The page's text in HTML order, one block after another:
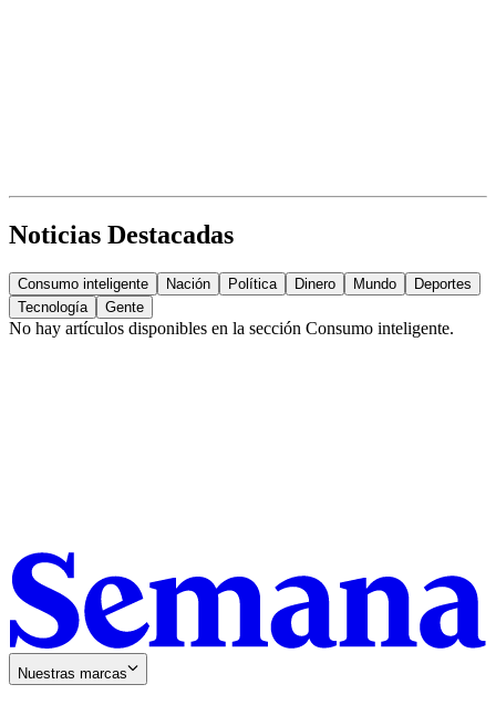
Noticias Destacadas
Consumo inteligente Nación Política Dinero Mundo
Deportes
Tecnología
Gente
No hay artículos disponibles en la sección Consumo inteligente.
Nuestras marcas